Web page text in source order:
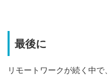
最後に
リモートワークが続く中で